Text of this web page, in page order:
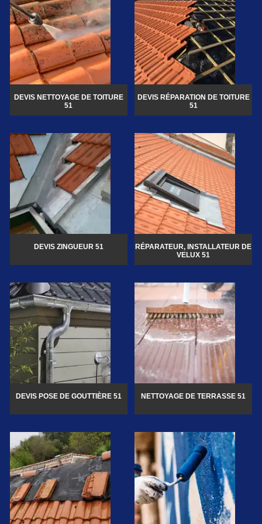
DEVIS NETTOYAGE DE TOITURE
51
DEVIS RÉPARATION DE TOITURE
51
DEVIS ZINGUEUR 51
RÉPARATEUR, INSTALLATEUR DE
VELUX 51
DEVIS POSE DE GOUTTIÈRE 51 NETTOYAGE DE TERRASSE 51